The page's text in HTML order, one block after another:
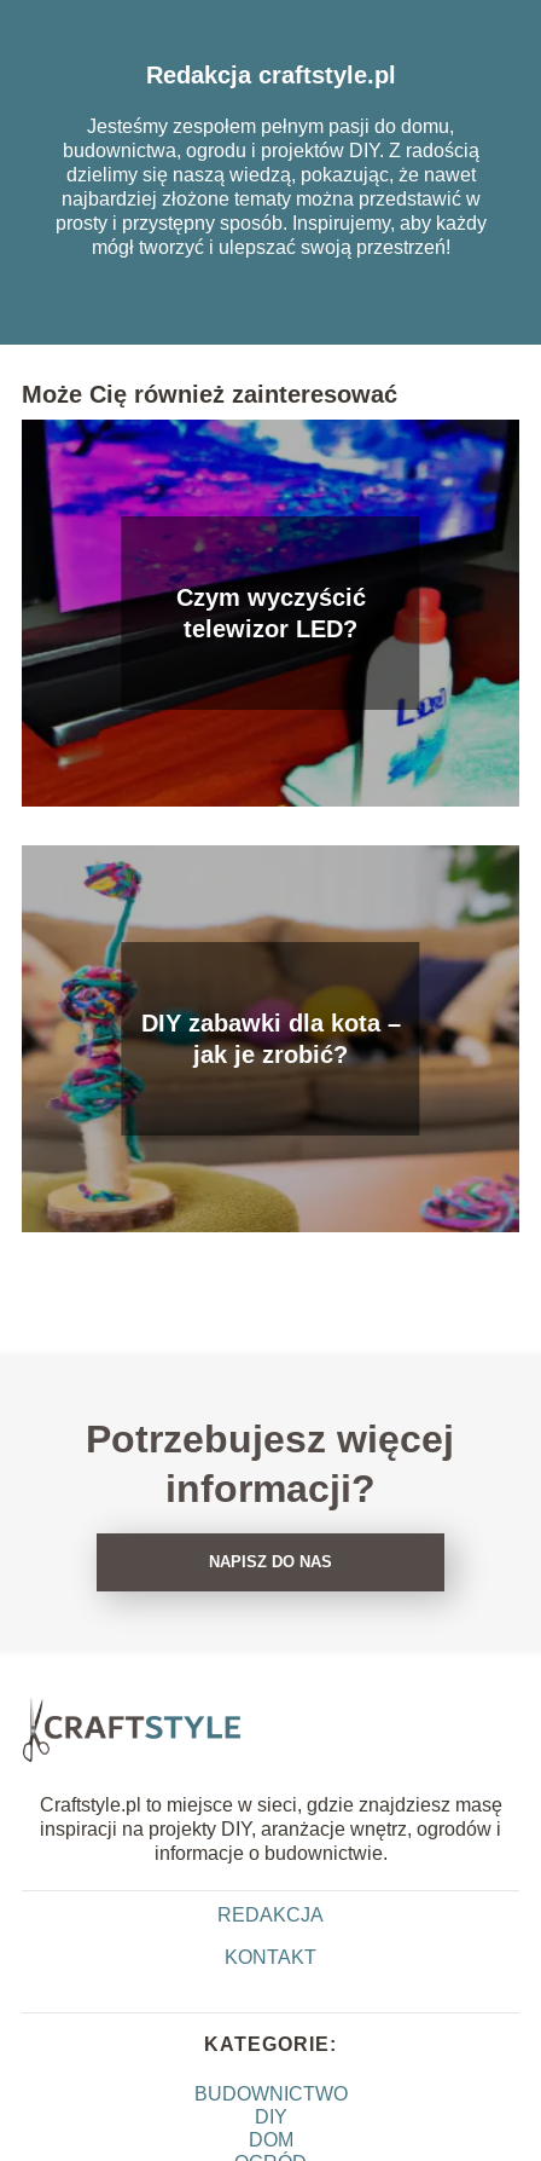
Redakcja craftstyle.pl
Jesteśmy zespołem pełnym pasji do domu,
budownictwa, ogrodu i projektów DIY. Z radością
dzielimy się naszą wiedzą, pokazując, że nawet
najbardziej złożone tematy można przedstawić w
prosty i przystępny sposób. Inspirujemy, aby każdy
mógł tworzyć i ulepszać swoją przestrzeń!
Może Cię również zainteresować
Czym wyczyścić
telewizor LED?
DIY zabawki dla kota –
jak je zrobić?
Potrzebujesz więcej
informacji?
NAPISZ DO NAS
Craftstyle.pl to miejsce w sieci, gdzie znajdziesz masę
inspiracji na projekty DIY, aranżacje wnętrz, ogrodów i
informacje o budownictwie.
REDAKCJA
KONTAKT
KATEGORIE:
BUDOWNICTWO
DIY
DOM